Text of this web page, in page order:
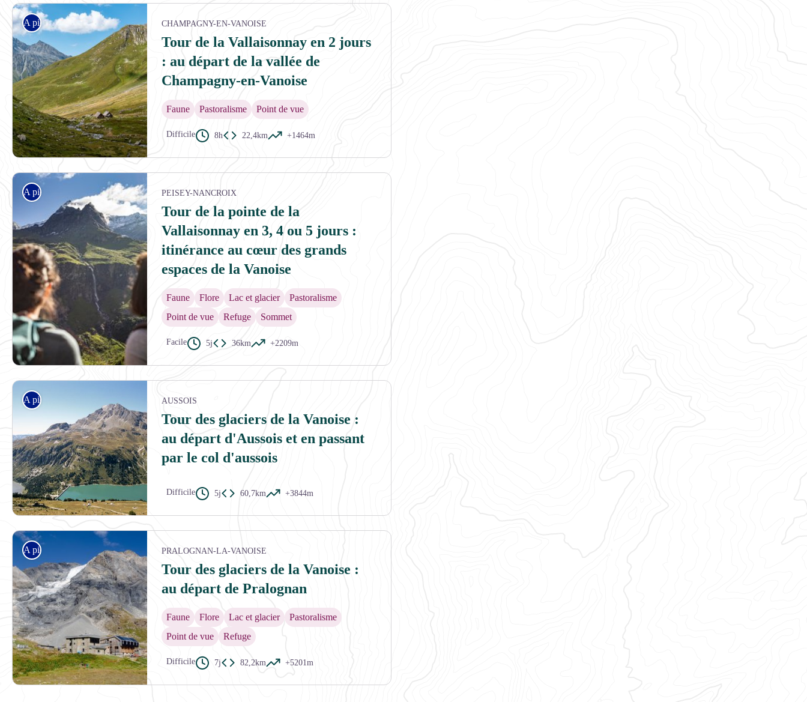
A pied CHAMPAGNY-EN-VANOISE
Tour de la Vallaisonnay en 2 jours
: au départ de la vallée de
Champagny-en-Vanoise
Faune Pastoralisme Point de vue
Difficile 8h 22,4km +1464m
A pied PEISEY-NANCROIX
Tour de la pointe de la
Vallaisonnay en 3, 4 ou 5 jours :
itinérance au cœur des grands
espaces de la Vanoise
Faune Flore Lac et glacier
Pastoralisme
Point de vue
Refuge Sommet
Facile 5j 36km +2209m
A pied AUSSOIS
Tour des glaciers de la Vanoise :
au départ d'Aussois et en passant
par le col d'aussois
Difficile 5j 60,7km +3844m
A pied PRALOGNAN-LA-VANOISE
Tour des glaciers de la Vanoise :
au départ de Pralognan
Faune Flore Lac et glacier
Pastoralisme
Point de vue
Refuge
Difficile 7j 82,2km +5201m